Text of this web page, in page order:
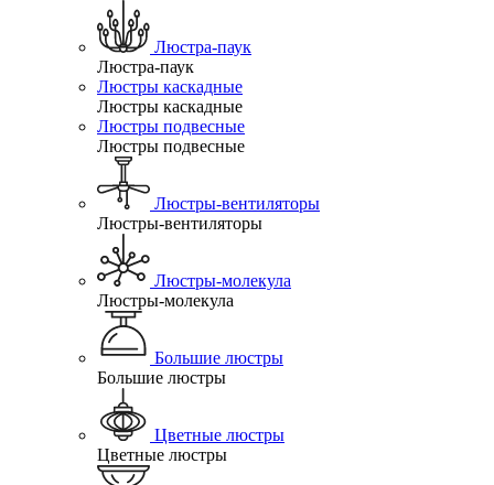
Люстра-паук
Люстра-паук
Люстры каскадные
Люстры каскадные
Люстры подвесные
Люстры подвесные
Люстры-вентиляторы
Люстры-вентиляторы
Люстры-молекула
Люстры-молекула
Большие люстры
Большие люстры
Цветные люстры
Цветные люстры